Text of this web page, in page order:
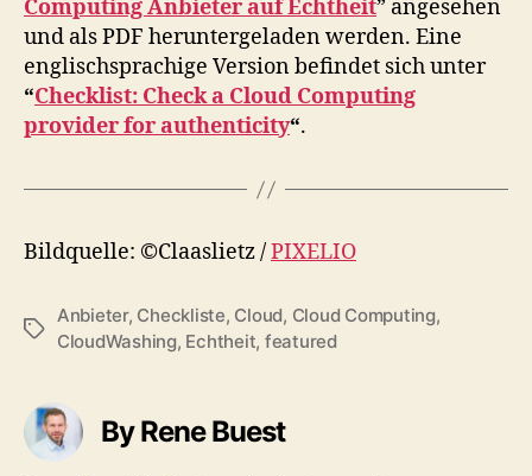
Computing Anbieter auf Echtheit” angesehen
und als PDF heruntergeladen werden. Eine
englischsprachige Version befindet sich unter
“Checklist: Check a Cloud Computing
provider for authenticity“.
Bildquelle: ©Claaslietz /PIXELIO
Tags
Anbieter, Checkliste, Cloud, Cloud Computing,
CloudWashing, Echtheit, featured
By Rene Buest